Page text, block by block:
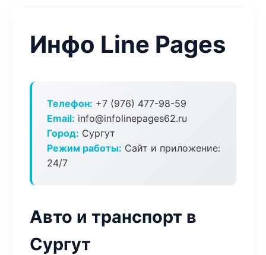
Инфо Line Pages
Телефон: +7 (976) 477-98-59
Email: info@infolinepages62.ru
Город: Сургут
Режим работы: Сайт и приложение:
24/7
Авто и транспорт в
Сургут